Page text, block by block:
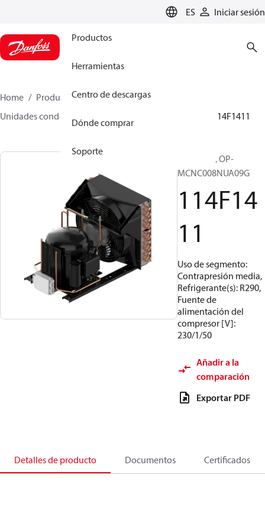
ES Iniciar sesión
Productos
Herramientas
Centro de descargas
Dónde comprar
Soporte
Home Productos
Climate Solutions for cooling
Unidades condensadoras
114F1411
Optyma™, OP-
MCNC008NUA09G
114F14
11
Uso de segmento:
Contrapresión media,
Refrigerante(s): R290,
Fuente de
alimentación del
compresor [V]:
230/1/50
Añadir a la
comparación
Exportar PDF
Detalles de producto Documentos Certificados